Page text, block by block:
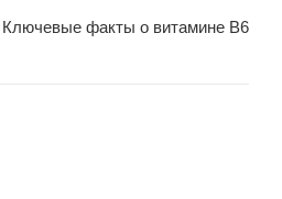
Ключевые факты о витамине B6